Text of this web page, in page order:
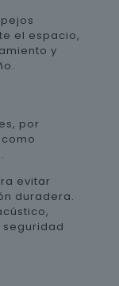
el espacio,
y
por
evitar
duradera.